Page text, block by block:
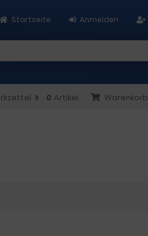
Anmelden
Startseite
Warenkorb
0 Artikel